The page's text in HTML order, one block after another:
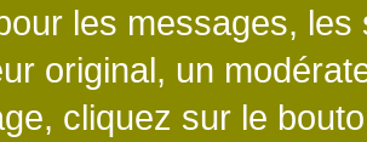
les messages,
original, un
cliquez sur le